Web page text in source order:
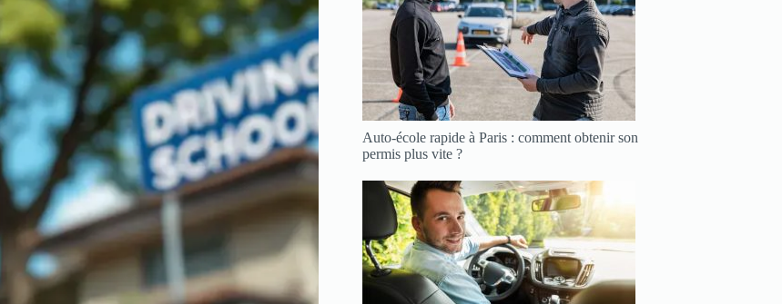
Auto-école rapide à Paris : comment obtenir son
permis plus vite ?